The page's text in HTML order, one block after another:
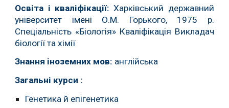
Освіта і кваліфікації: Харківський державний
університет імені О.М.
Горького, 1975 р.
Спеціальність «Біологія» Кваліфікація Викладач
біології та хімії
Знання іноземних мов: англійська
Загальні курси :
Генетика й епігенетика